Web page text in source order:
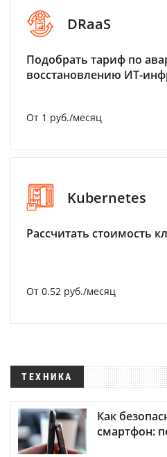
DRaaS
Подобрать тариф по
восстановлению ИТ-
От 1 руб./месяц
Kubernetes
Рассчитать стоимость
От 0.52 руб./месяц
ТЕХНИКА
Как
смартфон: